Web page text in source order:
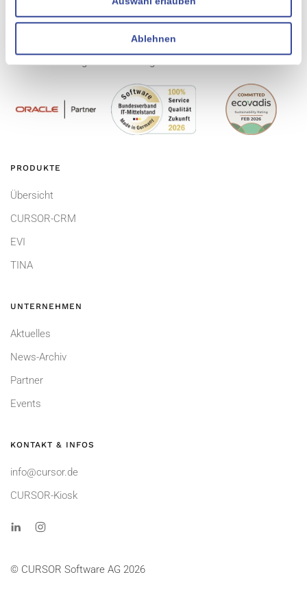
Ablehnen
Gemeinsam. Begeisternd. Erfolgreich.
PRODUKTE
Übersicht
CURSOR-CRM
EVI
TINA
UNTERNEHMEN
Aktuelles
News-Archiv
Partner
Events
KONTAKT & INFOS
info@cursor.de
CURSOR-Kiosk
© CURSOR Software AG 2026